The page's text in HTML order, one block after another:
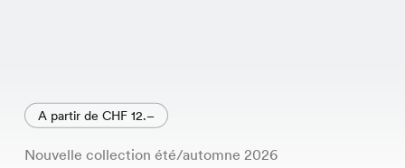
A partir de CHF 12.–
Nouvelle collection été/automne 2026